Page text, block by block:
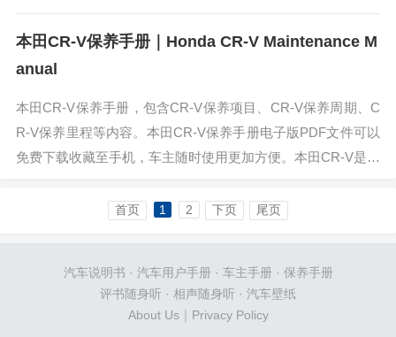
加方便。本田CR-V 锐·混动e+所搭载的这套插电式混动系统...
本田CR-V保养手册｜Honda CR-V Maintenance M
anual
本田CR-V保养手册，包含CR-V保养项目、CR-V保养周期、C
R-V保养里程等内容。本田CR-V保养手册电子版PDF文件可以
免费下载收藏至手机，车主随时使用更加方便。本田CR-V是东
首页 1 2 下页 尾页
汽车说明书 · 汽车用户手册· 车主手册· 保养手册
评书随身听 · 相声随身听 · 汽车壁纸
About Us｜ Privacy Policy